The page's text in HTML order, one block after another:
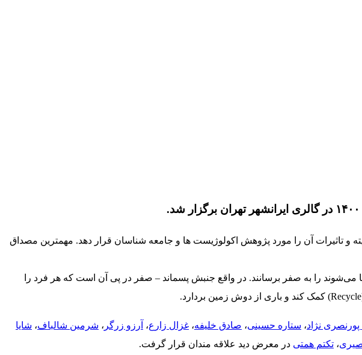
تاثیرات آن را مورد پژوهش اکولوژیست ها و جامعه شناسان قرار دهد. مهمترین مصداق
می‌شوند را به صفر برسانند. در واقع جنبش پسماند – صفر در پی آن است که هر فرد را
پورنصری نژاد، ستاره حسینی، صادق خلیفه، غزال زارع، آرزو زرگر ، شرمین شالباف، شایا
، تکتم همتی در معرض دید علاقه مندان قرار گرفت.